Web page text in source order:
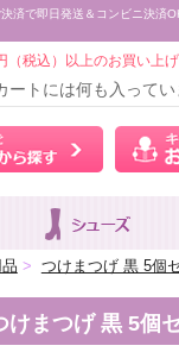
済で即日発送＆コンビニ決済
（税込）以上のお買い上
ートには何も入ってい
ウィッ
> つけまつげ 黒 5個
けまつげ 黒 5個